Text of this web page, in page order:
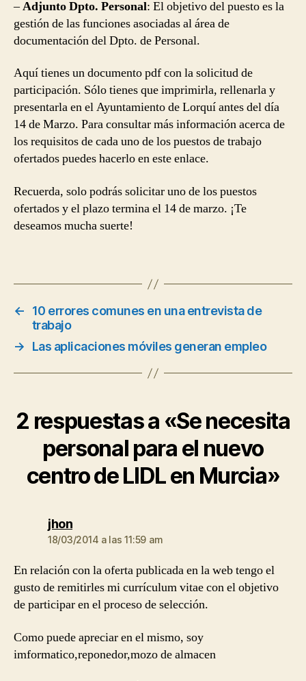
–Adjunto Dpto. Personal: El objetivo del puesto es la
gestión de las funciones asociadas al área de
documentación del Dpto. de Personal.
Aquí tienes un documento pdf con la solicitud de
participación. Sólo tienes que imprimirla, rellenarla y
presentarla en el Ayuntamiento de Lorquí antes del día
14 de Marzo. Para consultar más información acerca de
los requisitos de cada uno de los puestos de trabajo
ofertados puedes hacerlo en este enlace.
Recuerda, solo podrás solicitar uno de los puestos
ofertados y el plazo termina el 14 de marzo. ¡Te
deseamos mucha suerte!
←
10 errores comunes en una entrevista de
trabajo
→
Las aplicaciones móviles generan empleo
2 respuestas a «Se necesita
personal para el nuevo
centro de LIDL en Murcia»
jhondice:
18/03/2014 a las 11:59 am
En relación con la oferta publicada en la web tengo el
gusto de remitirles mi currículum vitae con el objetivo
de participar en el proceso de selección.
Como puede apreciar en el mismo, soy
imformatico,reponedor,mozo de almacen